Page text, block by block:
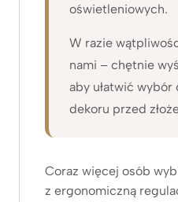
oświetleniowych.
W razie
nami – chętnie
aby ułatwić
dekoru przed
Coraz więcej osób
z ergonomiczną